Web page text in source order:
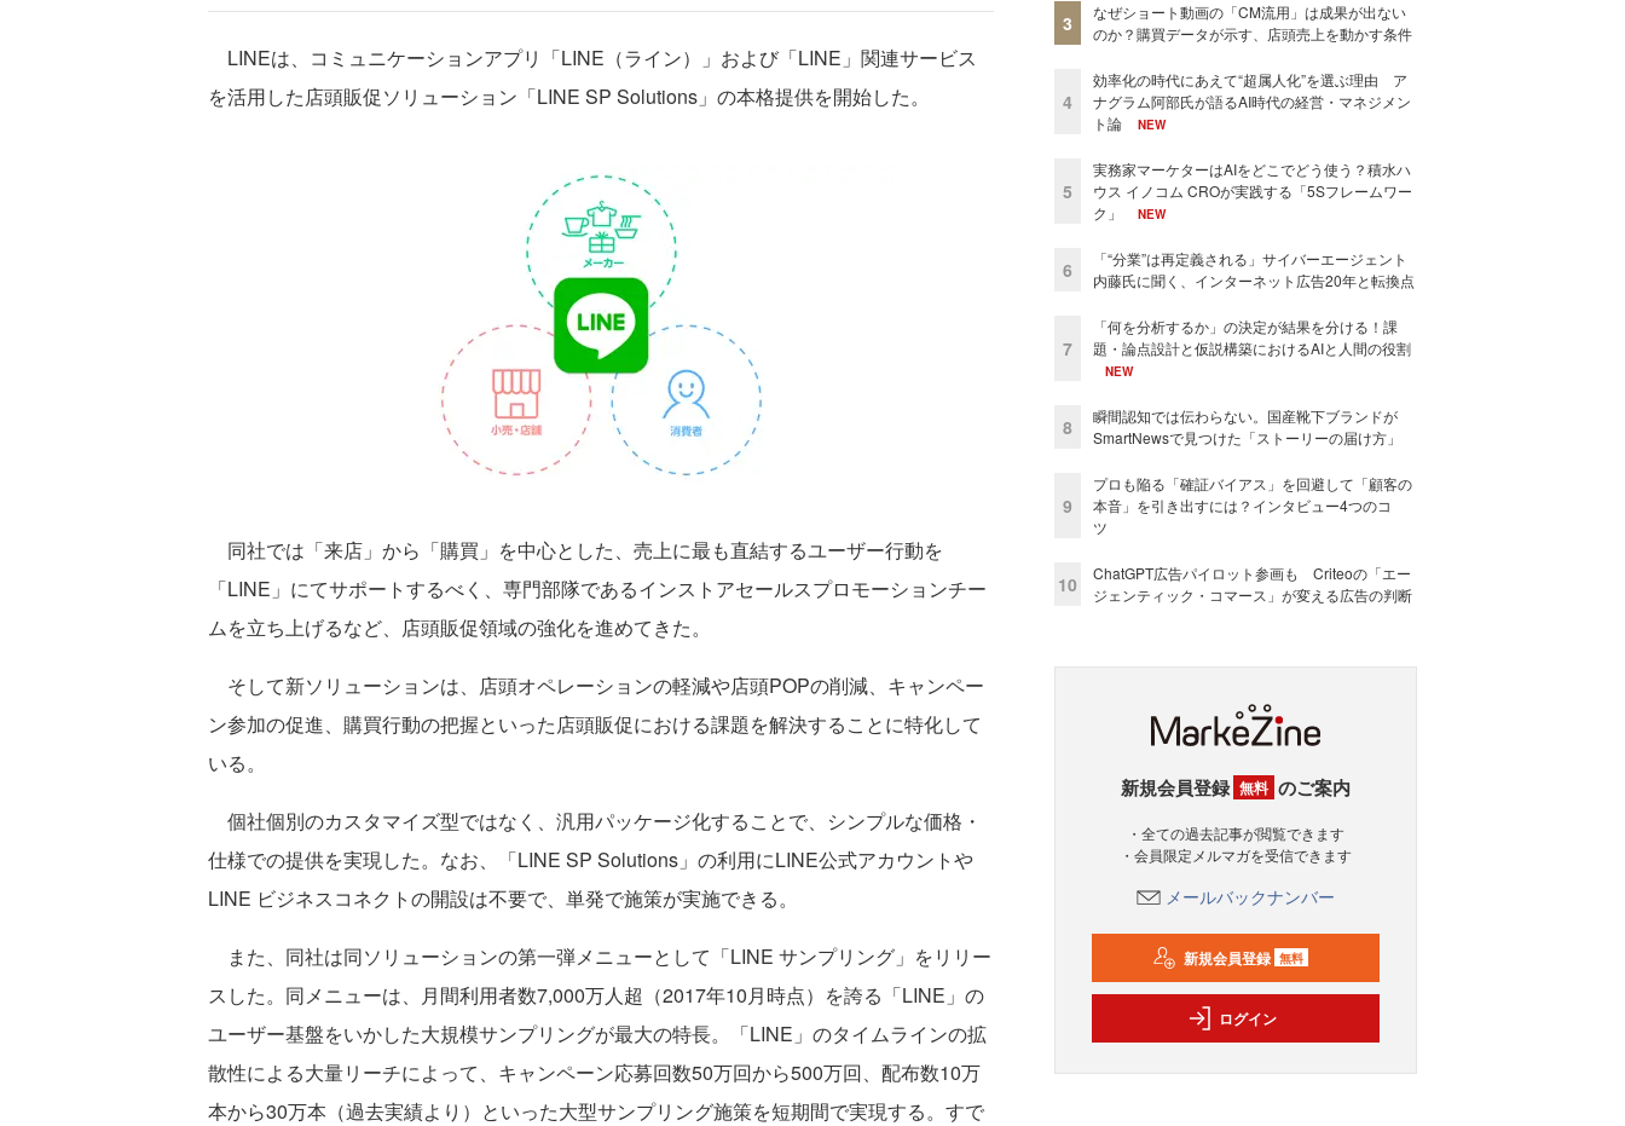
LINEは、コミュニケーションアプリ「LINE（ライン）」および「LINE」関連サービス
を活用した店頭販促ソリューション「LINE SP Solutions」の本格提供を開始した。
同社では「来店」から「購買」を中心とした、売上に最も直結するユーザー行動を
「LINE」にてサポートするべく、専門部隊であるインストアセールスプロモーションチー
ムを立ち上げるなど、店頭販促領域の強化を進めてきた。
そして新ソリューションは、店頭オペレーションの軽減や店頭POPの削減、キャンペー
ン参加の促進、購買行動の把握といった店頭販促における課題を解決することに特化して
いる。
個社個別のカスタマイズ型ではなく、汎用パッケージ化することで、シンプルな価格・
仕様での提供を実現した。なお、「LINE SP Solutions」の利用にLINE公式アカウントや
LINE ビジネスコネクトの開設は不要で、単発で施策が実施できる。
また、同社は同ソリューションの第一弾メニューとして「LINE サンプリング」をリリー
スした。同メニューは、月間利用者数7,000万人超（2017年10月時点）を誇る「LINE」の
ユーザー基盤をいかした大規模サンプリングが最大の特長。「LINE」のタイムラインの拡
散性による大量リーチによって、キャンペーン応募回数50万回から500万回、配布数10万
本から30万本（過去実績より）といった大型サンプリング施策を短期間で実現する。すで
3
なぜショート動画の「CM流用」は成果が出ない
のか？購買データが示す、店頭売上を動かす条件
4
効率化の時代にあえて“超属人化”を選ぶ理由 ア
ナグラム阿部氏が語るAI時代の経営・マネジメン
ト論
NEW
5
実務家マーケターはAIをどこでどう使う？積水ハ
ウス イノコム CROが実践する「5Sフレームワー
ク」
NEW
6
「“分業”は再定義される」サイバーエージェント
内藤氏に聞く、インターネット広告20年と転換点
7
「何を分析するか」の決定が結果を分ける！課
題・論点設計と仮説構築におけるAIと人間の役割
NEW
8
瞬間認知では伝わらない。国産靴下ブランドが
SmartNewsで見つけた「ストーリーの届け方」
9
プロも陥る「確証バイアス」を回避して「顧客の
本音」を引き出すには？インタビュー4つのコ
ツ
10
ChatGPT広告パイロット参画も Criteoの「エー
ジェンティック・コマース」が変える広告の判断
新規会員登録 無料 のご案内
・全ての過去記事が閲覧できます
・会員限定メルマガを受信できます
メールバックナンバー
新規会員登録 無料
ログイン